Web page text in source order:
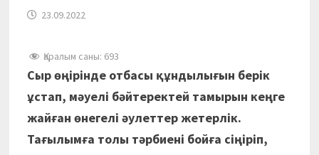
23.09.2022
Қаралым саны: 693
Сыр өңірінде отбасы құндылығын берік
ұстап, мәуелі бәйтеректей тамырын кеңге
жайған өнегелі әулеттер жетерлік.
Тағылымға толы тәрбиені бойға сіңіріп,